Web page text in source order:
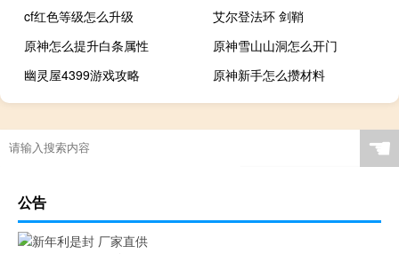
cf红色等级怎么升级
艾尔登法环 剑鞘
原神怎么提升白条属性
原神雪山山洞怎么开门
幽灵屋4399游戏攻略
原神新手怎么攒材料
☚
公告